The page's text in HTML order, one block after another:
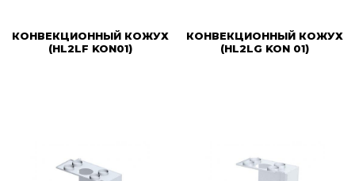
КОНВЕКЦИОННЫЙ КОЖУХ
(HL2LF KON01)
КОНВЕКЦИОННЫЙ КОЖУХ
(HL2LG KON 01)